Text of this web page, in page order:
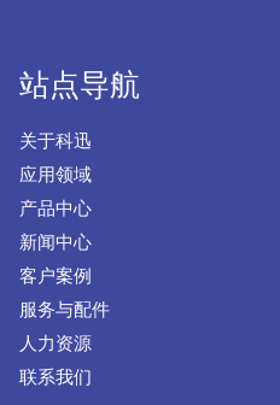
站点导航
关于科迅
应用领域
产品中心
新闻中心
客户案例
服务与配件
人力资源
联系我们